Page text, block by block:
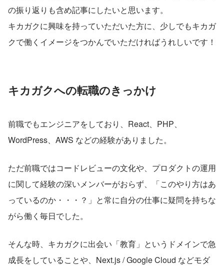
の振り返りも含め記事にしたいと思います。
キカガクに興味を持っていただいた方に、少しでもキカガ
クで働くイメージをつかんでいただければうれしいです！
キカガクへの転職のきっかけ
前職でもエンジニアをしており、React、PHP、
WordPress、AWS などの経験がありました。
ただ前職ではコードレビューの文化や、プロダクトの運用
に関して経験の深いメンバーがおらず、「このやり方はあ
っているのか・・・？」と常に自分の仕事に疑問を持ちな
がら働く毎日でした。
そんな時、キカガクに出会い「教育」というドメインで急
成長をしていることや、Next.js / Google Cloud などモダ